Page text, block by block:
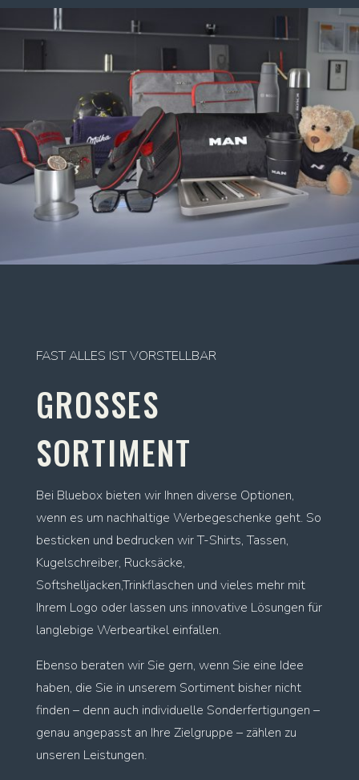
FAST ALLES IST VORSTELLBAR
GROSSES
SORTIMENT
Bei Bluebox bieten wir Ihnen diverse Optionen,
wenn es um nachhaltige Werbegeschenke geht. So
besticken und bedrucken wir T-Shirts, Tassen,
Kugelschreiber, Rucksäcke,
Softshelljacken,Trinkflaschen und vieles mehr mit
Ihrem Logo oder lassen uns innovative Lösungen für
langlebige Werbeartikel einfallen.
Ebenso beraten wir Sie gern, wenn Sie eine Idee
haben, die Sie in unserem Sortiment bisher nicht
finden – denn auch individuelle Sonderfertigungen –
genau angepasst an Ihre Zielgruppe – zählen zu
unseren Leistungen.